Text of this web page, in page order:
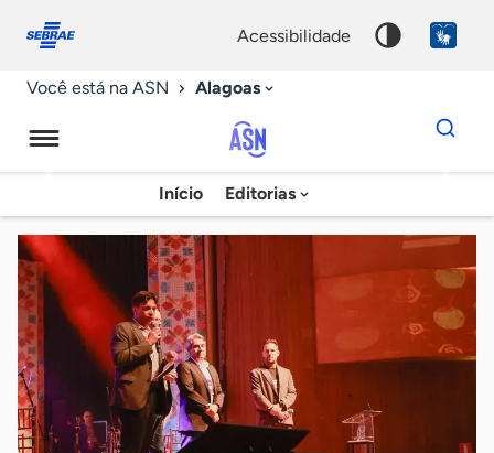
conosco
acessibilidade
Você está na ASN Alagoas
Agência
Sebrae
Notícias
Início Editorias
Dados
para
chave